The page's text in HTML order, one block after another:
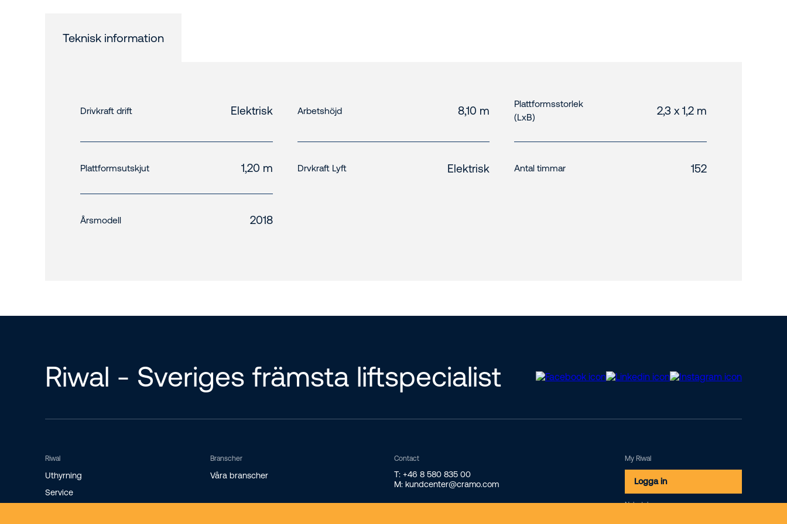
Teknisk information
Drivkraft drift Elektrisk Arbetshöjd 8,10 m
Plattformsstorlek
(LxB)
2,3 x 1,2 m
Plattformsutskjut 1,20 m Drvkraft Lyft Elektrisk Antal timmar 152
Årsmodell 2018
Riwal - Sveriges främsta liftspecialist
Riwal
Uthyrning
Service
Branscher
Våra branscher
Contact
T: +46 8 580 835 00
M: kundcenter@cramo.com
My Riwal
Logga in
Nyhetsbrev